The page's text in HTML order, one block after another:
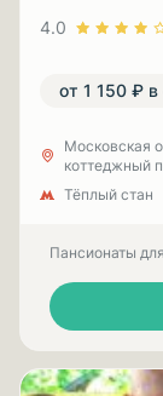
4.0
от 1 150 ₽ в
Московская
коттеджный
Тёплый стан
Пансионаты